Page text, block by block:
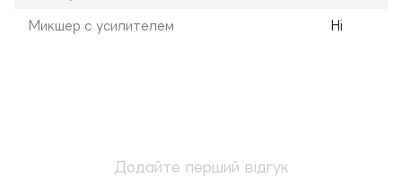
Микшер с усилителем Ні
Додайте перший відгук